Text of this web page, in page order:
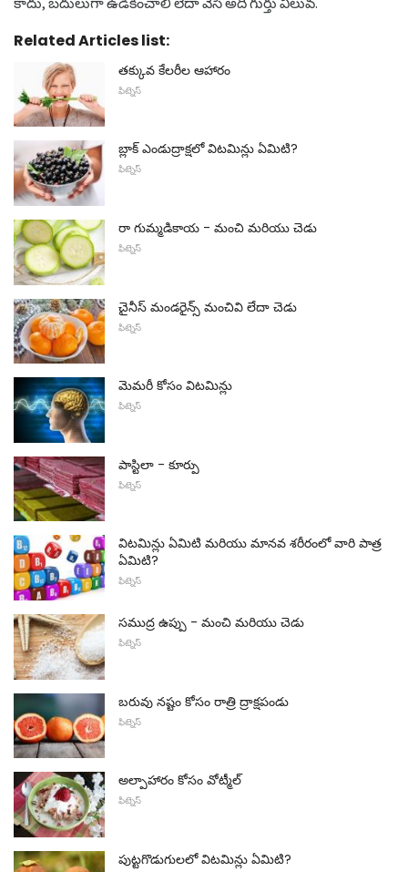
Related Articles list:
తక్కువ కేలరీల ఆహారం
ఫిట్నెస్
బ్లాక్ ఎండుద్రాక్షలో విటమిన్లు ఏమిటి?
ఫిట్నెస్
రా గుమ్మడికాయ - మంచి మరియు చెడు
ఫిట్నెస్
చైనీస్ మండరైన్స్ మంచివి లేదా చెడు
ఫిట్నెస్
మెమరీ కోసం విటమిన్లు
ఫిట్నెస్
పాస్టిలా - కూర్పు
ఫిట్నెస్
విటమిన్లు ఏమిటి మరియు మానవ శరీరంలో వారి పాత్ర
ఏమిటి?
ఫిట్నెస్
సముద్ర ఉప్పు - మంచి మరియు చెడు
ఫిట్నెస్
బరువు నష్టం కోసం రాత్రి ద్రాక్షపండు
ఫిట్నెస్
అల్పాహారం కోసం వోట్మీల్
ఫిట్నెస్
పుట్టగొడుగులలో విటమిన్లు ఏమిటి?